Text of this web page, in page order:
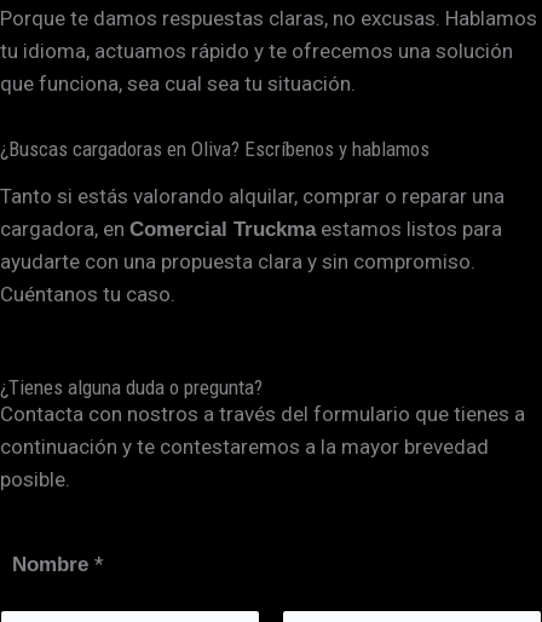
Porque te damos respuestas claras, no excusas. Hablamos
tu idioma, actuamos rápido y te ofrecemos una solución
que funciona, sea cual sea tu situación.
¿Buscas cargadoras en Oliva? Escríbenos y hablamos
Tanto si estás valorando alquilar, comprar o reparar una
cargadora, en Comercial Truckmaestamos listos para
ayudarte con una propuesta clara y sin compromiso.
Cuéntanos tu caso.
¿Tienes alguna duda o pregunta?
Contacta con nostros a través del formulario que tienes a
continuación y te contestaremos a la mayor brevedad
posible.
Nombre *